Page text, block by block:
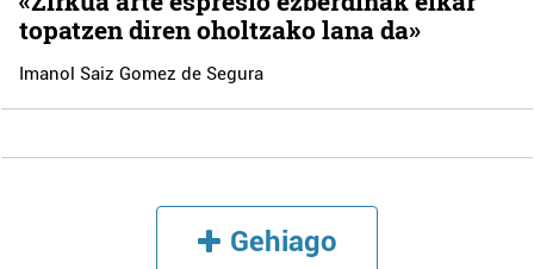
topatzen diren oholtzako lana da»
Imanol Saiz Gomez de Segura
Gehiago